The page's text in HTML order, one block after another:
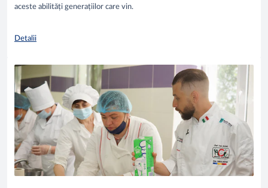
aceste abilități generațiilor care vin.
Detalii